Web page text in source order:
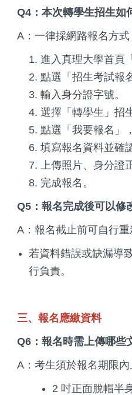
Q4：本次轉學生招生如
A：一律採網路報名方式
進入真理大學首頁
點選「招生考試報
輸入身分證字號。
選擇「轉學生」招
點選「我要報名」
填寫報名資料並確
上傳照片、身分證
完成報名。
Q5：報名完成後可以修
A：報名截止前可自行重
若資料錯誤或缺漏導
行負責。
三、報名應繳資料
Q6：報名時需上傳哪些
A：考生須於報名期限內
2 吋正面脫帽半